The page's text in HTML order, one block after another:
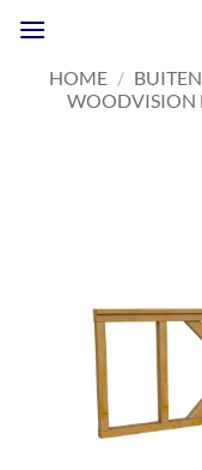
naar
inhoudHOME /
WOODVISION